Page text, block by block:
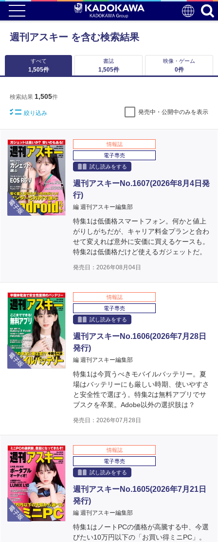
週刊アスキー を含む検索結果
すべて
1,505件
書誌
1,505件
映像・ゲーム
0件
検索結果 1,505件
絞り込み 発売中・公開中のみを表示
電子版
情報誌
電子専売
試し読みをする
週刊アスキーNo.1607(2026年8月4日発
行)
編 週刊アスキー編集部
特集1は低価格スマートフォン。何かと値上
がりしがちだが、キャリア料金プランと合わ
せて変えれば意外に安価に買えるケースも。
特集2は低価格だけど使えるガジェットだ。
発売日：2026年08月04日
電子版
情報誌
電子専売
試し読みをする
週刊アスキーNo.1606(2026年7月28日
発行)
編 週刊アスキー編集部
特集1は今買うべきモバイルバッテリー。夏
場はバッテリーにも厳しい時期、使いやすさ
と安全性で選ぼう。特集2は無料アプリでサ
ブスクを卒業。Adobe以外の選択肢は？
発売日：2026年07月28日
電子版
情報誌
電子専売
試し読みをする
週刊アスキーNo.1605(2026年7月21日
発行)
編 週刊アスキー編集部
特集1はノートPCの価格が高騰する中、今選
びたい10万円以下の「お買い得ミニPC」。